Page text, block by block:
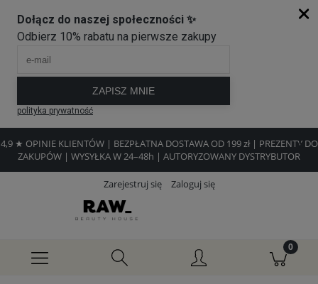
4,9 ★ OPINIE KLIENTÓW | BEZPŁATNA DOSTAWA OD 199 zł | PREZENTY DO
ZAKUPÓW | WYSYŁKA W 24–48h | AUTORYZOWANY DYSTRYBUTOR
Zarejestruj się Zaloguj się